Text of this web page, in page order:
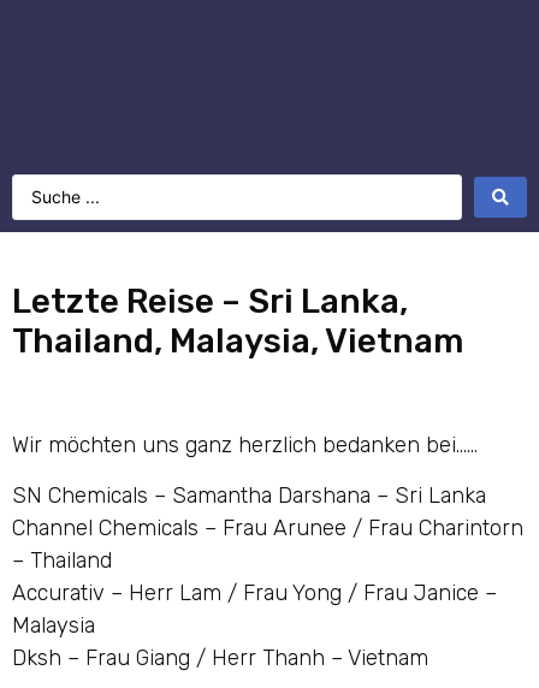
Letzte Reise – Sri Lanka,
Thailand, Malaysia, Vietnam
Wir möchten uns ganz herzlich bedanken bei……
SN Chemicals – Samantha Darshana – Sri Lanka
Channel Chemicals – Frau Arunee / Frau Charintorn
– Thailand
Accurativ – Herr Lam / Frau Yong / Frau Janice –
Malaysia
Dksh – Frau Giang / Herr Thanh – Vietnam